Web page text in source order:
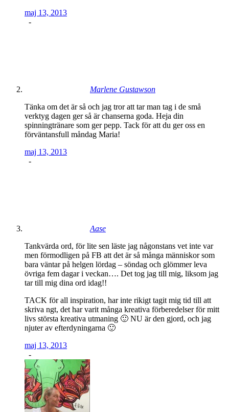
maj 13, 2013
-
Marlene Gustawson
Tänka om det är så och jag tror att tar man tag i de små
verktyg dagen ger så är chanserna goda. Heja din
spinningtränare som ger pepp. Tack för att du ger oss en
förväntansfull måndag Maria!
maj 13, 2013
-
Aase
Tankvärda ord, för lite sen läste jag någonstans vet inte var
men förmodligen på FB att det är så många människor som
bara väntar på helgen lördag – söndag och glömmer leva
övriga fem dagar i veckan…. Det tog jag till mig, liksom jag
tar till mig dina ord idag!!
TACK för all inspiration, har inte rikigt tagit mig tid till att
skriva ngt, det har varit många kreativa förberedelser för mitt
livs största kreativa utmaning 🙂 NU är den gjord, och jag
njuter av efterdyningarna 🙂
maj 13, 2013
-